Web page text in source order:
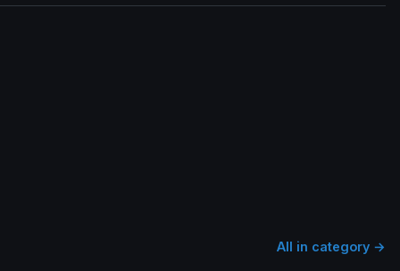
All in category →